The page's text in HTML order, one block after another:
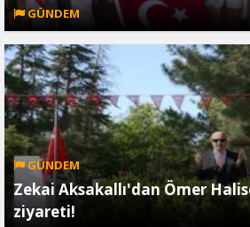
GÜNDEM
GÜNDEM
Zekai Aksakallı'dan Ömer
ziyareti!